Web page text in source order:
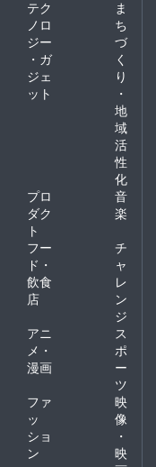
テク
ノロ
ジー
・ガ
ジェ
ット
ま
ち
づ
く
り
・
地
域
活
性
化
プロ
ダク
ト
音
楽
フー
ド・
飲食
店
チ
ャ
レ
ン
ジ
アニ
メ・
漫画
ス
ポ
ー
ツ
ファ
ッ
ショ
ン
映
像
・
映